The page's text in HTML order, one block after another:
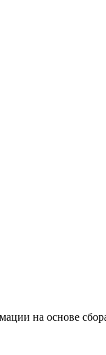
на основе